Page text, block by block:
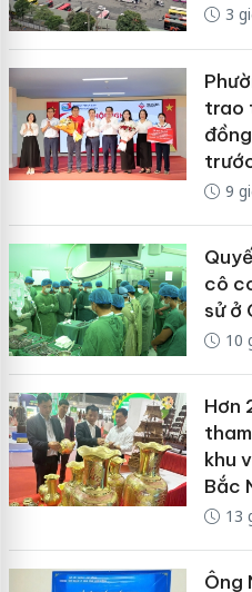
3
trao
9
cô
sử ở
10
Hơn
khu
Bắc
13
Ông